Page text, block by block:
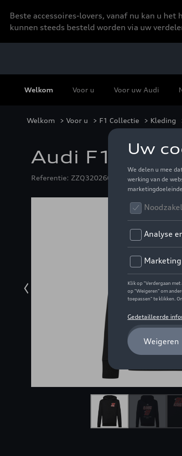
Beste accessoires-lovers, vanaf nu kan u
kunnen steeds besteld worden via uw
Welkom Voor u Voor uw Audi
Welkom > Voor u > F1 Collectie > Kleding
Audi F1 Fan
Referentie: ZZQ3202601802